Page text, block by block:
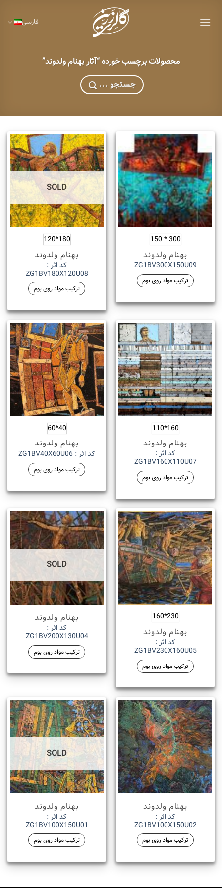
content
فارسی
محصولات برچسب خورده “آثار بهنام ولدوند”
... جستجو
300 * 150
بهنام ولدوند
ZG1BV300X150U09
ترکیب مواد روی بوم
SOLD
180*120
بهنام ولدوند
کد اثر :
ZG1BV180X120U08
ترکیب مواد روی بوم
160*110
بهنام ولدوند
کد اثر :
ZG1BV160X110U07
ترکیب مواد روی بوم
40*60
بهنام ولدوند
کد اثر : ZG1BV40X60U06
ترکیب مواد روی بوم
230*160
بهنام ولدوند
کد اثر :
ZG1BV230X160U05
ترکیب مواد روی بوم
SOLD
بهنام ولدوند
کد اثر :
ZG1BV200X130U04
ترکیب مواد روی بوم
بهنام ولدوند
کد اثر :
ZG1BV100X150U02
ترکیب مواد روی بوم
SOLD
بهنام ولدوند
کد اثر :
ZG1BV100X150U01
ترکیب مواد روی بوم